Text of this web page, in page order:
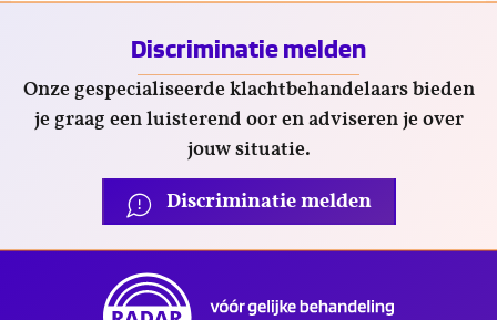
Discriminatie melden
Onze gespecialiseerde klachtbehandelaars bieden
je graag een luisterend oor en adviseren je over
jouw situatie.
Discriminatie melden